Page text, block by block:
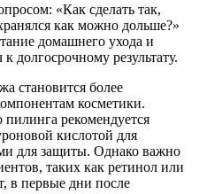
«Как сделать так,
как можно дольше?»
домашнего ухода и
долгосрочному результату.
становится более
косметики.
рекомендуется
кислотой для
для защиты. Однако важно
таких как ретинол или
в первые дни после